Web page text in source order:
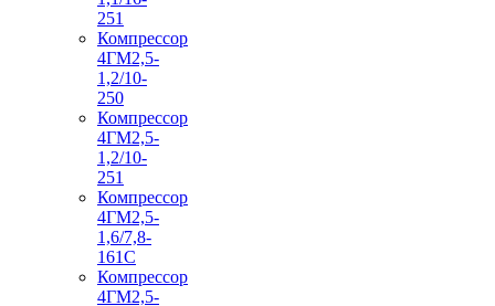
251
Компрессор
4ГМ2,5-
1,2/10-
250
Компрессор
4ГМ2,5-
1,2/10-
251
Компрессор
4ГМ2,5-
1,6/7,8-
161С
Компрессор
4ГМ2,5-